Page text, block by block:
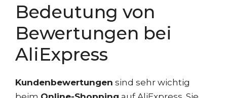
Bedeutung von
Bewertungen bei
AliExpress
Kundenbewertungen sind sehr wichtig